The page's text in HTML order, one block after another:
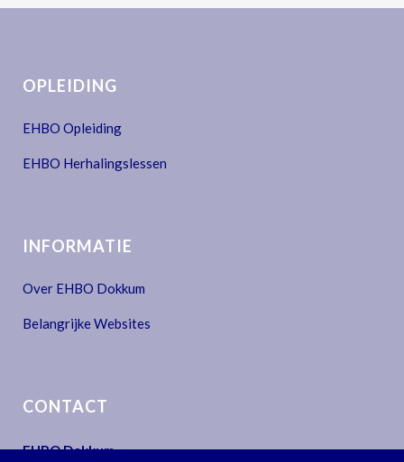
OPLEIDING
EHBO Opleiding
EHBO Herhalingslessen
INFORMATIE
Over EHBO Dokkum
Belangrijke Websites
CONTACT
EHBO Dokkum